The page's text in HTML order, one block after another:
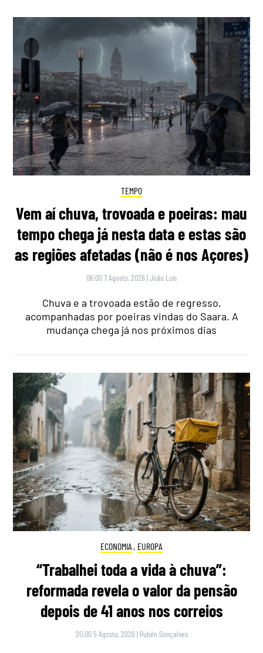
TEMPO
Vem aí chuva, trovoada e poeiras: mau
tempo chega já nesta data e estas são
as regiões afetadas (não é nos Açores)
06:00 7 Agosto, 2026 |João Luís
Chuva e a trovoada estão de regresso,
acompanhadas por poeiras vindas do Saara. A
mudança chega já nos próximos dias
ECONOMIA , EUROPA
“Trabalhei toda a vida à chuva”:
reformada revela o valor da pensão
depois de 41 anos nos correios
20:00 5 Agosto, 2026 | Rubén Gonçalves